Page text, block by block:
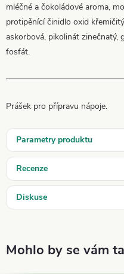
mléčné a čokoládové aroma,
protipěnící činidlo oxid
askorbová, pikolinát zinečnatý,
fosfát.
Prášek pro přípravu nápoje.
Parametry produktu
Recenze
Diskuse